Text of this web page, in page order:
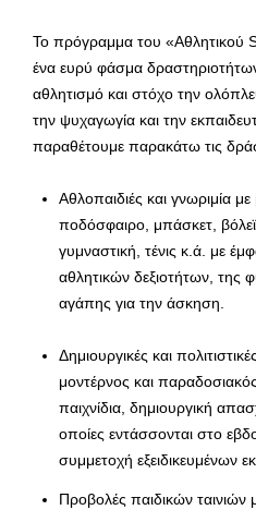
Το πρόγραμμα του «Αθλητικού
ένα ευρύ φάσμα
αθλητισμό και στόχο την
την ψυχαγωγία και την
παραθέτουμε παρακάτω τις
Αθλοπαιδιές και γνωριμία
ποδόσφαιρο, μπάσκετ,
γυμναστική, τένις κ.ά. με
αθλητικών δεξιοτήτων, της
αγάπης για την άσκηση.
Δημιουργικές και
μοντέρνος και
παιχνίδια, δημιουργική
οποίες εντάσσονται στο
συμμετοχή εξειδικευμένων
Προβολές παιδικών ταινιών